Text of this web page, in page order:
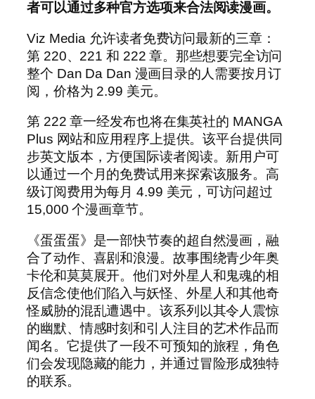
者可以通过多种官方选项来合法阅读漫画。
Viz Media 允许读者免费访问最新的三章：
第 220、221 和 222 章。那些想要完全访问
整个 Dan Da Dan 漫画目录的人需要按月订
阅，价格为 2.99 美元。
第 222 章一经发布也将在集英社的 MANGA
Plus 网站和应用程序上提供。该平台提供同
步英文版本，方便国际读者阅读。新用户可
以通过一个月的免费试用来探索该服务。高
级订阅费用为每月 4.99 美元，可访问超过
15,000 个漫画章节。
《蛋蛋蛋》是一部快节奏的超自然漫画，融
合了动作、喜剧和浪漫。故事围绕青少年奥
卡伦和莫莫展开。他们对外星人和鬼魂的相
反信念使他们陷入与妖怪、外星人和其他奇
怪威胁的混乱遭遇中。该系列以其令人震惊
的幽默、情感时刻和引人注目的艺术作品而
闻名。它提供了一段不可预知的旅程，角色
们会发现隐藏的能力，并通过冒险形成独特
的联系。